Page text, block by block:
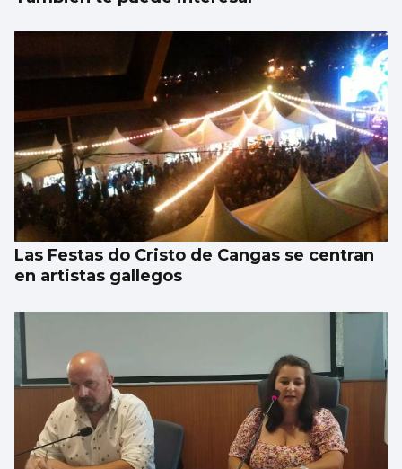
Las Festas do Cristo de Cangas se centran
en artistas gallegos